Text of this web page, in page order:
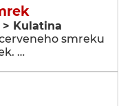
Kulatina
smreku
…